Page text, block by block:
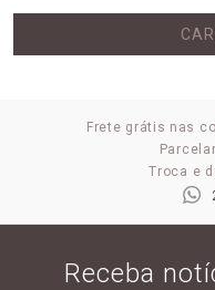
Frete grátis nas
Troca e
Receba